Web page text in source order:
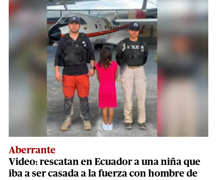
Aberrante
Video: rescatan en Ecuador a una niña que
iba a ser casada a la fuerza con hombre de